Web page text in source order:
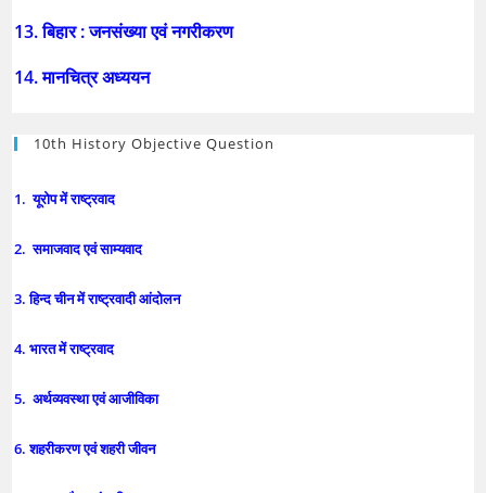
13. बिहार : जनसंख्या एवं नगरीकरण
14. मानचित्र अध्ययन
10th History Objective Question
1. यूरोप में राष्ट्रवाद
2. समाजवाद एवं साम्यवाद
3. हिन्द चीन में राष्ट्रवादी आंदोलन
4. भारत में राष्ट्रवाद
5. अर्थव्यवस्था एवं आजीविका
6. शहरीकरण एवं शहरी जीवन